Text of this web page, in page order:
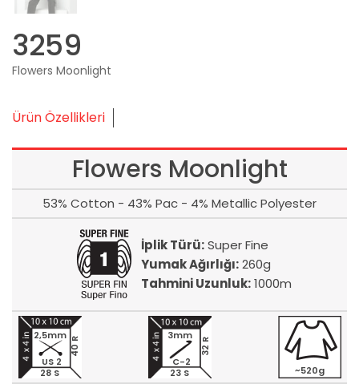
3259
Flowers Moonlight
Ürün Özellikleri
Flowers Moonlight
53% Cotton - 43% Pac - 4% Metallic Polyester
İplik Türü:Super Fine
Yumak Ağırlığı:260g
Tahmini Uzunluk:1000m
28 S
40 R
2,5mm
US 2
23 S
32 R
3mm
C-2
~520g